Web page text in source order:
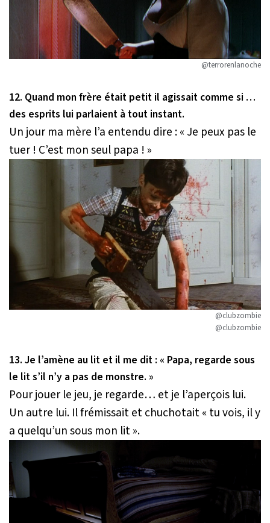
@terrorenlanoche
12. Quand mon frère était petit il agissait comme si …
des esprits lui parlaient à tout instant.
Un jour ma mère l’a entendu dire :« Je peux pas le
tuer ! C’est mon seul papa ! »
@clubzombie
@clubzombie
13. Je l’amène au lit et il me dit : « Papa, regarde sous
le lit s’il n’y a pas de monstre. »
Pour jouer le jeu, je regarde… et je l’aperçois lui.
Un autre lui. Il frémissait et chuchotait« tu vois, il y
a quelqu’un sous mon lit ».